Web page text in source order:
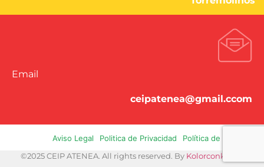
Email
ceipatenea@gmail.ccom
Aviso Legal Politica de Privacidad
Política de Cookies
©2025 CEIP ATENEA. All rights reserved. By Kolorconk.com